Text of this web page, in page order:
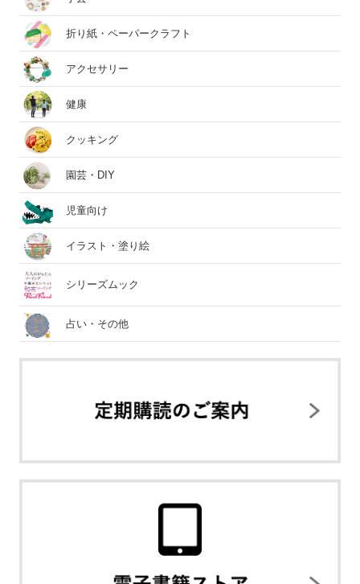
折り紙・ペーパークラフト
アクセサリー
健康
クッキング
園芸・DIY
児童向け
イラスト・塗り絵
シリーズムック
占い・その他